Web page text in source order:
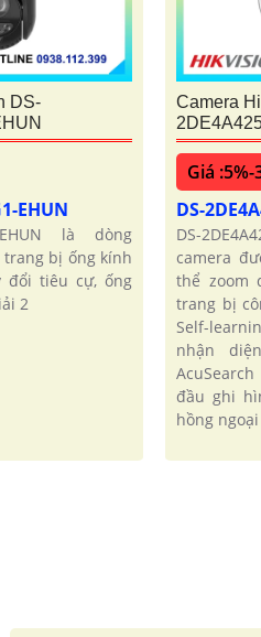
DS-
EHUN
EHUN là dòng
bị ống kính
đổi tiêu cự, ống
2
Camera
Giá :5%-
DS-
DS-
camera
thể zoom
trang bị
Self-
nhận
đầu ghi
hồng